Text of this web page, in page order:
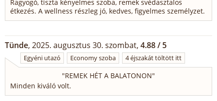
Ragyogó, tiszta kényelmes szoba, remek svédasztalos
étkezés. A wellness részleg jó, kedves, figyelmes személyzet.
Tünde, 2025. augusztus 30. szombat, 4.88 / 5
Egyéni utazó Economy szoba 4 éjszakát töltött itt
"REMEK HÉT A BALATONON"
Minden kiváló volt.